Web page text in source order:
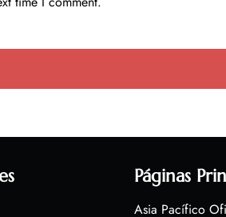
Páginas
Asia Pacífico